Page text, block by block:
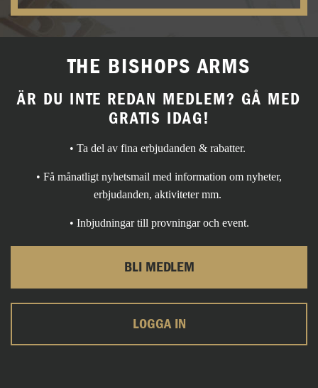
THE BISHOPS ARMS
ÄR DU INTE REDAN MEDLEM? GÅ MED
GRATIS IDAG!
• Ta del av fina erbjudanden & rabatter.
• Få månatligt nyhetsmail med information om nyheter,
erbjudanden, aktiviteter mm.
• Inbjudningar till provningar och event.
BLI MEDLEM
LOGGA IN